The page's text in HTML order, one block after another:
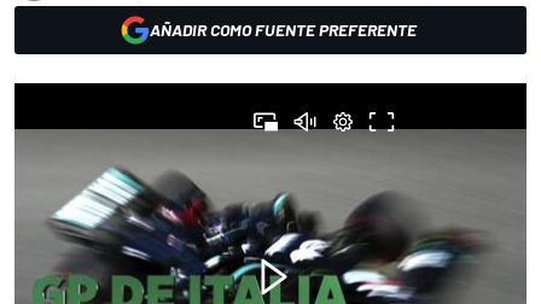
AÑADIR COMO FUENTE PREFERENTE